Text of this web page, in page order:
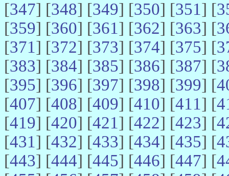
[347] [348] [349] [350] [351] [
[359] [360] [361] [362] [363] [
[371] [372] [373] [374] [375] [
[383] [384] [385] [386] [387] [
[395] [396] [397] [398] [399] [
[407] [408] [409] [410] [411] [
[419] [420] [421] [422] [423] [
[431] [432] [433] [434] [435] [
[443] [444] [445] [446] [447] [